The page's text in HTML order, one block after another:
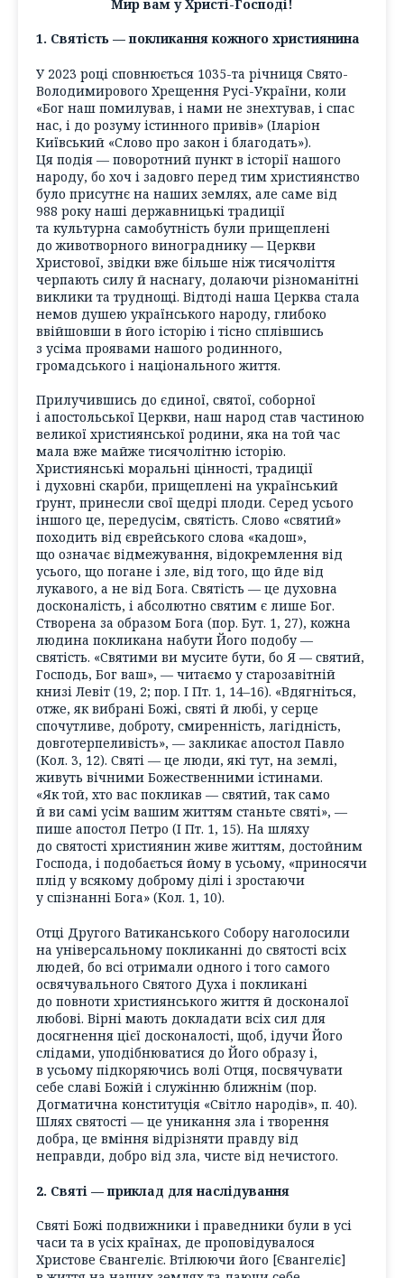
Мир вам у Христі-Господі!
1. Святість — покликання кожного християнина
У 2023 році сповнюється 1035-та річниця Свято-
Володимирового Хрещення Русі-України, коли
«Бог наш помилував, і нами не знехтував, і спас
нас, і до розуму істинного привів» (Іларіон
Київський «Слово про закон і благодать»).
Ця подія — поворотний пункт в історії нашого
народу, бо хоч і задовго перед тим християнство
було присутнє на наших землях, але саме від
988 року наші державницькі традиції
та культурна самобутність були прищеплені
до животворного винограднику — Церкви
Христової, звідки вже більше ніж тисячоліття
черпають силу й наснагу, долаючи різноманітні
виклики та труднощі. Відтоді наша Церква стала
немов душею українського народу, глибоко
ввійшовши в його історію і тісно сплівшись
з усіма проявами нашого родинного,
громадського і національного життя.
Прилучившись до єдиної, святої, соборної
і апостольської Церкви, наш народ став частиною
великої християнської родини, яка на той час
мала вже майже тисячолітню історію.
Християнські моральні цінності, традиції
і духовні скарби, прищеплені на український
ґрунт, принесли свої щедрі плоди. Серед усього
іншого це, передусім, святість. Слово «святий»
походить від єврейського слова «кадош»,
що означає відмежування, відокремлення від
усього, що погане і зле, від того, що йде від
лукавого, а не від Бога. Святість — це духовна
досконалість, і абсолютно святим є лише Бог.
Створена за образом Бога (пор. Бут. 1, 27), кожна
людина покликана набути Його подобу —
святість. «Святими ви мусите бути, бо Я — святий,
Господь, Бог ваш», — читаємо у старозавітній
книзі Левіт (19, 2; пор. I Пт. 1, 14–16). «Вдягніться,
отже, як вибрані Божі, святі й любі, у серце
спочутливе, доброту, смиренність, лагідність,
довготерпеливість», — закликає апостол Павло
(Кол. 3, 12). Святі — це люди, які тут, на землі,
живуть вічними Божественними істинами.
«Як той, хто вас покликав — святий, так само
й ви самі усім вашим життям станьте святі», —
пише апостол Петро (І Пт. 1, 15). На шляху
до святості християнин живе життям, достойним
Господа, і подобається йому в усьому, «приносячи
плід у всякому доброму ділі і зростаючи
у спізнанні Бога» (Кол. 1, 10).
Отці Другого Ватиканського Собору наголосили
на універсальному покликанні до святості всіх
людей, бо всі отримали одного і того самого
освячувального Святого Духа і покликані
до повноти християнського життя й досконалої
любові. Вірні мають докладати всіх сил для
досягнення цієї досконалості, щоб, ідучи Його
слідами, уподібнюватися до Його образу і,
в усьому підкоряючись волі Отця, посвячувати
себе славі Божій і служінню ближнім (пор.
Догматична конституція «Світло народів», п. 40).
Шлях святості — це уникання зла і творення
добра, це вміння відрізняти правду від
неправди, добро від зла, чисте від нечистого.
2. Святі — приклад для наслідування
Святі Божі подвижники і праведники були в усі
часи та в усіх країнах, де проповідувалося
Христове Євангеліє. Втілюючи його [Євангеліє]